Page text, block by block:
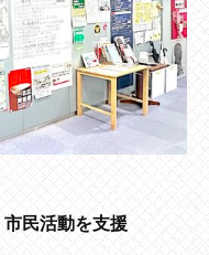
民活動を支援